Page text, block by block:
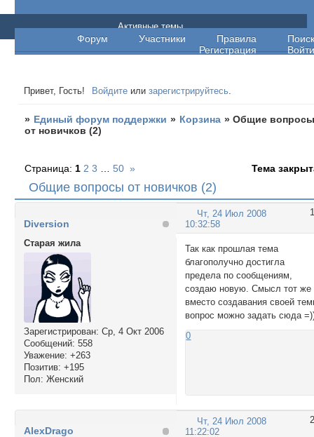
Единый форум поддержки
Форум Участники Правила
Поиск
Регистрация
Войти
Активные темы
Привет, Гость! Войдите илизарегистрируйтесь.
» Единый форум поддержки » Корзина »Общие
от новичков (2)
Общие вопросы от новичков (2)
Страница: 1 2 3 50 » Тема
1
Чт, 24 Июл 2008
10:32:58
Diversion
Старая жила
Зарегистрирован: Ср, 4 Окт 2006
Сообщений: 558
Уважение: +263
Позитив: +195
Пол: Женский
Так как прошлая тема
благополучно достигла
предела по сообщениям,
создаю новую. Смысл тот же
вместо создавания своей
вопрос можно задать сюда
0
2
Чт, 24 Июл 2008
11:22:02
AlexDrago